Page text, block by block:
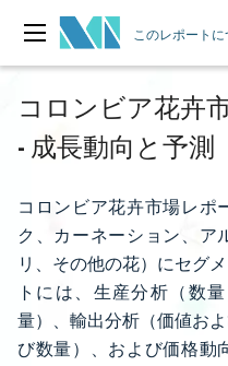
このレポート
コロンビア花卉
- 成長動向と予測
コロンビア花卉市場レポ
ク、カーネーション、ア
リ、その他の花）にセグ
トには、生産分析（数
量）、輸出分析（価値お
び数量）、および価格動